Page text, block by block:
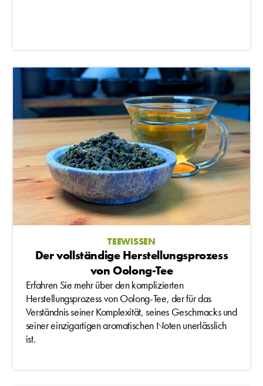
TEEWISSEN
Der vollständige Herstellungsprozess
von Oolong-Tee
Erfahren Sie mehr über den komplizierten
Herstellungsprozess von Oolong-Tee, der für das
Verständnis seiner Komplexität, seines Geschmacks und
seiner einzigartigen aromatischen Noten unerlässlich
ist.